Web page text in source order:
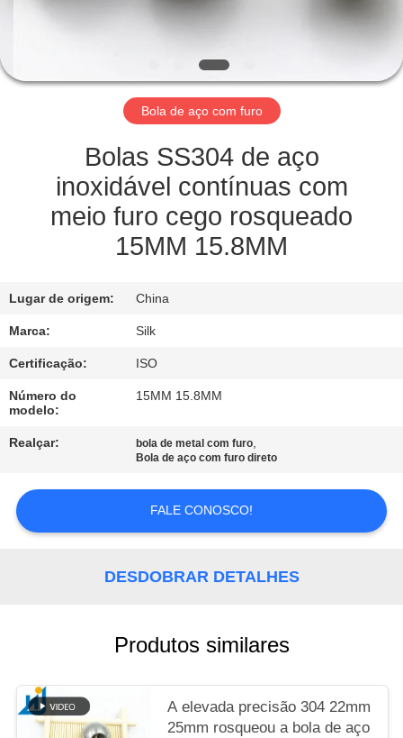
CONTROLE
QUALIDADE
CONTACTE-
NOTÍCIA
PEÇA
UMAS
CITAÇÕES
MAPA
SITE
Bola de aço com furo
Bolas SS304 de aço
inoxidável contínuas com
meio furo cego rosqueado
15MM 15.8MM
Lugar de origem: China
Marca: Silk
Certificação: ISO
Número do
modelo:
15MM 15.8MM
Realçar: bola de metal com furo,
Bola de aço com furo direto
FALE CONOSCO!
DESDOBRAR DETALHES
Produtos similares
A elevada precisão 304 22mm
25mm rosqueou a bola de aço